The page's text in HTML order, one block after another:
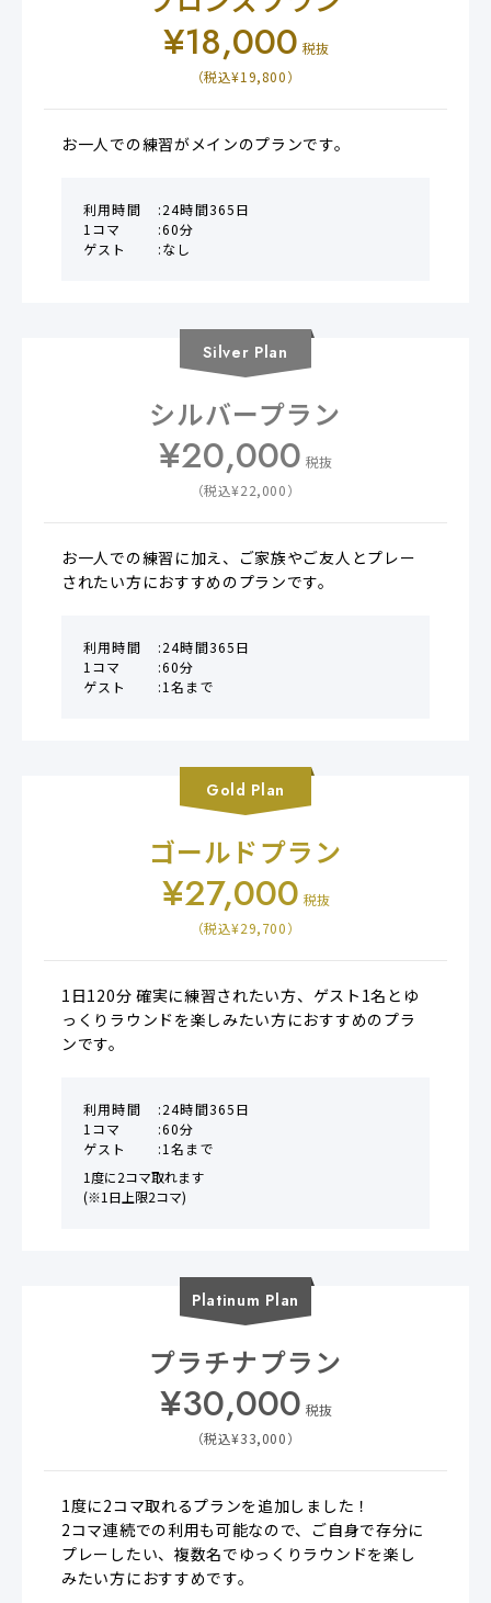
ブロンズプラン
¥18,000 税抜
（税込¥19,800）
お一人での練習がメインのプランです。
利用時間
24時間365日
1コマ
60分
ゲスト
なし
Silver Plan
シルバープラン
¥20,000 税抜
（税込¥22,000）
お一人での練習に加え、ご家族やご友人とプレー
されたい方におすすめのプランです。
利用時間
24時間365日
1コマ
60分
ゲスト
1名まで
Gold Plan
ゴールドプラン
¥27,000 税抜
（税込¥29,700）
1日120分 確実に練習されたい方、ゲスト1名とゆ
っくりラウンドを楽しみたい方におすすめのプラ
ンです。
利用時間
24時間365日
1コマ
60分
ゲスト
1名まで
1度に2コマ取れます
(※1日上限2コマ)
Platinum Plan
プラチナプラン
¥30,000 税抜
（税込¥33,000）
1度に2コマ取れるプランを追加しました！
2コマ連続での利用も可能なので、ご自身で存分に
プレーしたい、複数名でゆっくりラウンドを楽し
みたい方におすすめです。